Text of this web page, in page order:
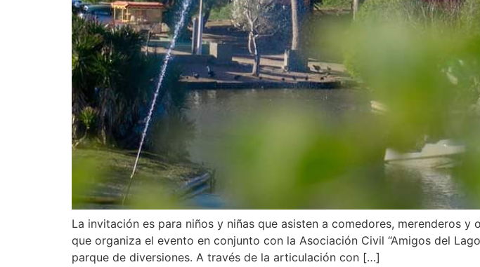
La invitación es para niños y niñas que asisten a comedores, merenderos
que organiza el evento en conjunto con la Asociación Civil “Amigos del
parque de diversiones. A través de la articulación con […]